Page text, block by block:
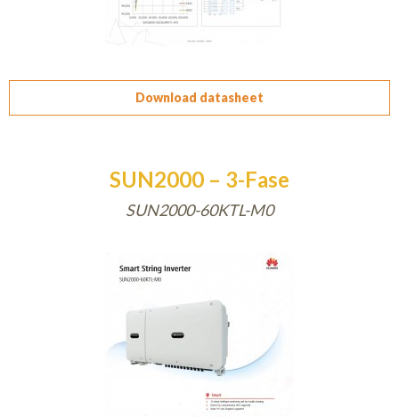
Download datasheet
SUN2000 – 3-Fase
SUN2000-60KTL-M0